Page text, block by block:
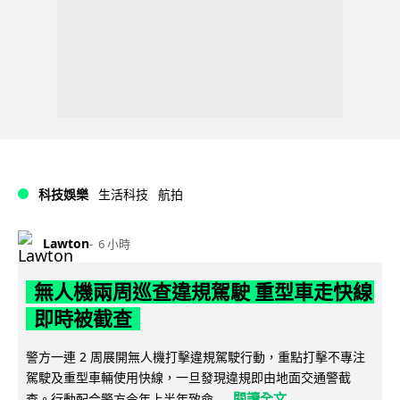
科技娛樂 生活科技 航拍
Lawton 6 小時
無人機兩周巡查違規駕駛 重型車走快線
即時被截查
警方一連 2 周展開無人機打擊違規駕駛行動，重點打擊不專注
駕駛及重型車輛使用快線，一旦發現違規即由地面交通警截